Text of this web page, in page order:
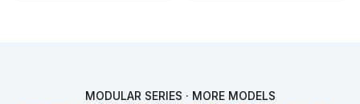
MODULAR SERIES · MORE MODELS